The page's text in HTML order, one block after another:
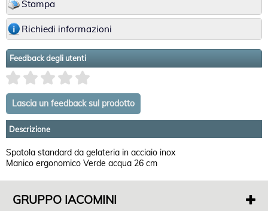
Stampa
Richiedi informazioni
Feedback degli utenti
Descrizione
Spatola standard da gelateria in acciaio inox
Manico ergonomico Verde acqua 26 cm
GRUPPO IACOMINI